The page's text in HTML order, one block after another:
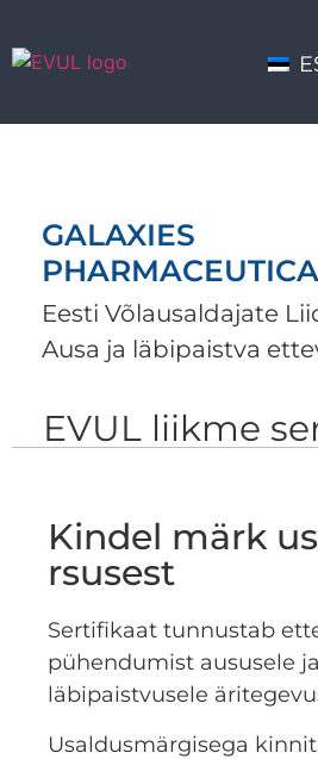
GALAXIES
Eesti Võlausaldajate
Ausa ja läbipaistva
EVUL liikme
Kindel märk
rsusest
Sertifikaat tunnustab
pühendumist aususele ja
läbipaistvusele
Usaldusmärgisega